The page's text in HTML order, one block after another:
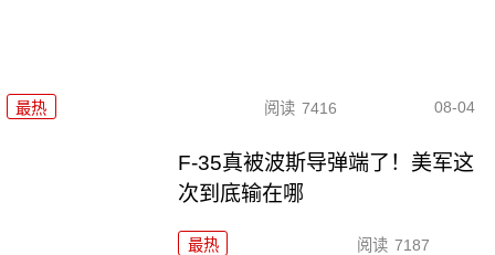
最热 阅读 7416 08-04
F-35真被波斯导弹端了！美军这
次到底输在哪
最热 阅读 7187